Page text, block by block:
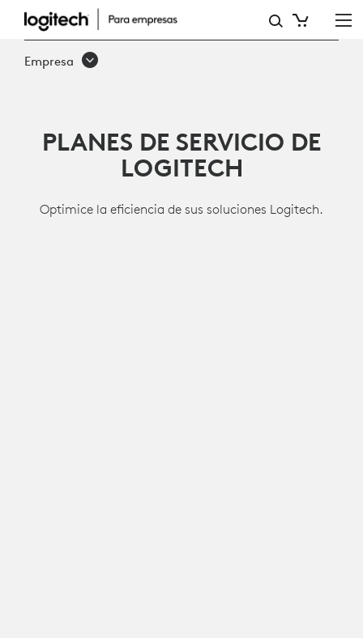
SERVICIOS
Empresa
PLANES DE SERVICIO DE
LOGITECH
Optimice la eficiencia de sus soluciones Logitech.